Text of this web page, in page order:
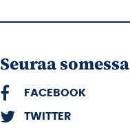
Seuraa somessa
FACEBOOK
TWITTER